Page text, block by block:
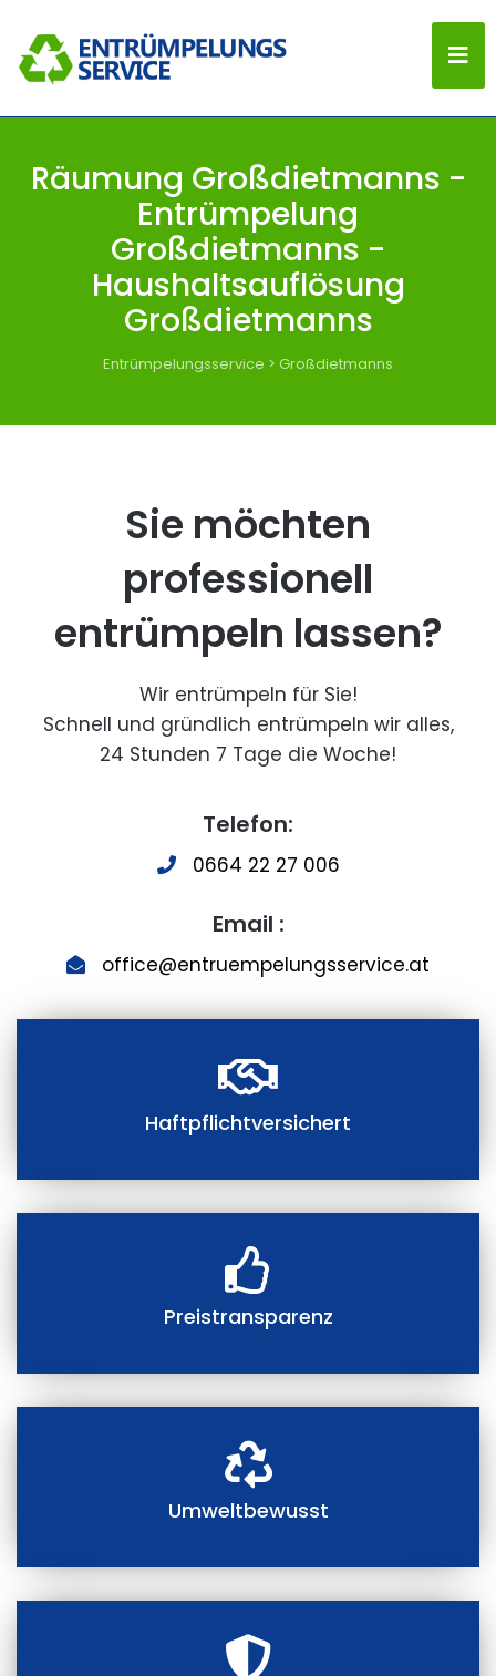
Räumung Großdietmanns -
Entrümpelung
Großdietmanns -
Haushaltsauflösung
Großdietmanns
Entrümpelungsservice > Großdietmanns
Sie möchten
professionell
entrümpeln lassen?
Wir entrümpeln für Sie!
Schnell und gründlich entrümpeln wir alles,
24 Stunden 7 Tage die Woche!
Telefon:
0664 22 27 006
Email :
office@entruempelungsservice.at
Haftpflichtversichert
Preistransparenz
Umweltbewusst